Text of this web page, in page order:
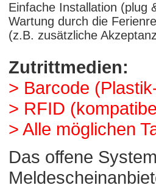
Einfache Installation (plug
Wartung durch die
(z.B. zusätzliche
Zutrittmedien:
> Barcode
> RFID
> Alle möglichen
Das offene